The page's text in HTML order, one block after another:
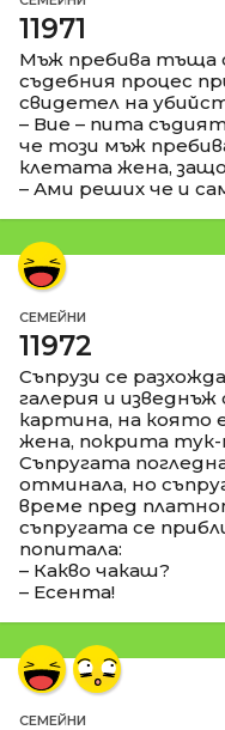
11971
Мъж пребива тъща
съдебния процес
свидетел на
– Вие – пита
че този мъж
клетата жена,
– Ами реших че и
СЕМЕЙНИ
11972
Съпрузи се
галерия и
картина, на която
жена, покрита
Съпругата
отминала, но
време пред
съпругата се
попитала:
– Какво чакаш?
– Есента!
СЕМЕЙНИ